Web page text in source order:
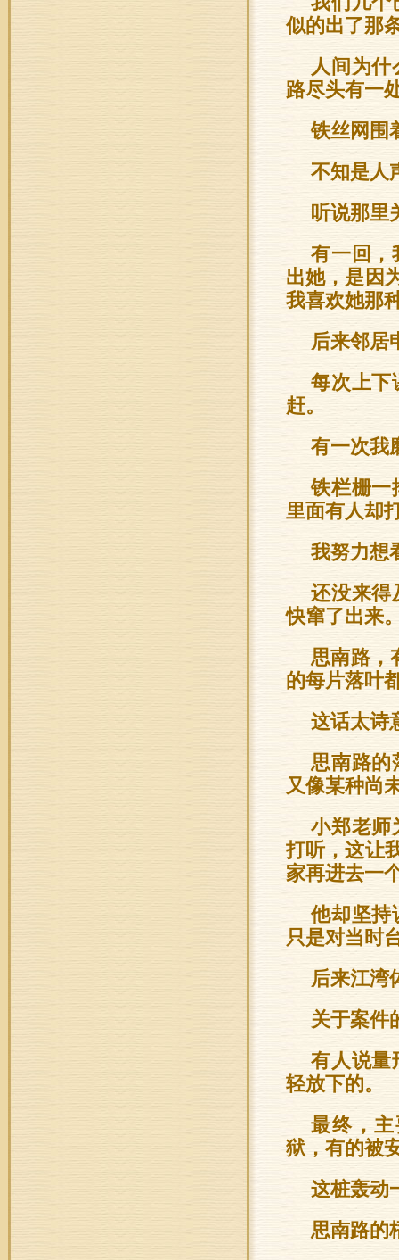
似的出了那
人间为什
路尽头有一
铁丝网围
不知是人
听说那里
有一回，
出她，是因
我喜欢她那
后来邻居
每次上下
赶。
有一次我
铁栏栅一
里面有人却
我努力想
还没来得
快窜了出来
思南路，
的每片落叶
这话太诗
思南路的
又像某种尚
小郑老师
打听，这让
家再进去一
他却坚持
只是对当时
后来江湾
关于案件
有人说量
轻放下的。
最终，
狱，有的被
这桩轰动
思南路的